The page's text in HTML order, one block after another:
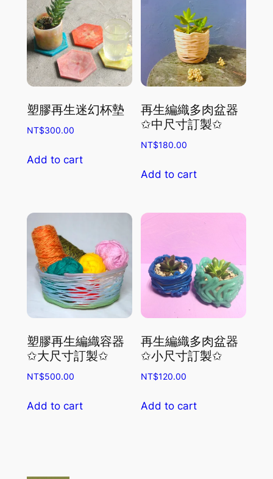
塑膠再生迷幻杯墊
NT$300.00
Add to cart
再生編織多肉盆器
✩中尺寸訂製✩
NT$180.00
Add to cart
塑膠再生編織容器
✩大尺寸訂製✩
NT$500.00
Add to cart
再生編織多肉盆器
✩小尺寸訂製✩
NT$120.00
Add to cart